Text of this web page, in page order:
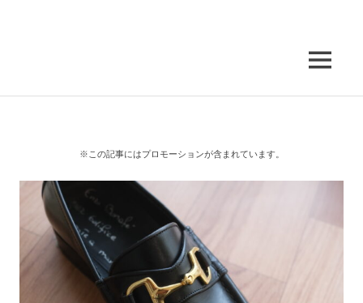
MENU
※この記事にはプロモーションが含まれています。